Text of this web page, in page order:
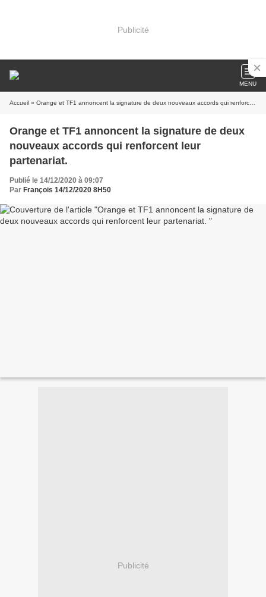
Publicité
MENU
Accueil » Orange et TF1 annoncent la signature de deux nouveaux accords qui renforcent leur partenariat.
Orange et TF1 annoncent la signature de deux
nouveaux accords qui renforcent leur
partenariat.
Publié le 14/12/2020 à 09:07
Par François 14/12/2020 8H50
Publicité